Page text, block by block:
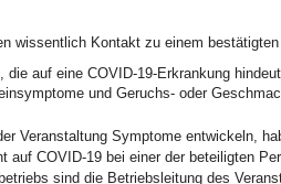
wissentlich Kontakt zu einem
die auf eine COVID-19-Erkrankung
und Geruchs- oder
Veranstaltung Symptome entwickeln,
auf COVID-19 bei einer der beteiligten
sind die Betriebsleitung des